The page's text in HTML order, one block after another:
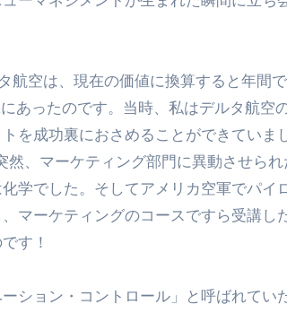
航空は、現在の価値に換算すると年間
あったのです。当時、私はデルタ航空
を成功裏におさめることができていま
然、マーケティング部門に異動させら
学でした。そしてアメリカ空軍でパイ
マーケティングのコースですら受講し
す！
ション・コントロール」と呼ばれてい